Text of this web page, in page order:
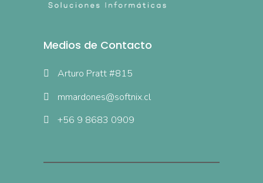
Medios de Contacto
Arturo Pratt #815
mmardones@softnix.cl
+56 9 8683 0909